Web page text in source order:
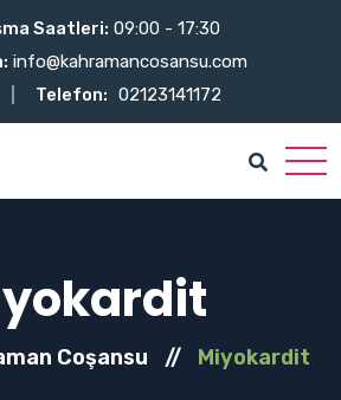
Saatleri: 09:00 - 17:30
info@kahramancosansu.com
Telefon: 02123141172
Coşansu // Miyokardit